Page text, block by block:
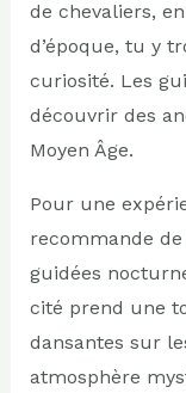
de chevaliers,
d’époque, tu y
curiosité. Les
découvrir des
Moyen Âge.
Pour une
recommande
guidées
cité prend une
dansantes sur
atmosphère